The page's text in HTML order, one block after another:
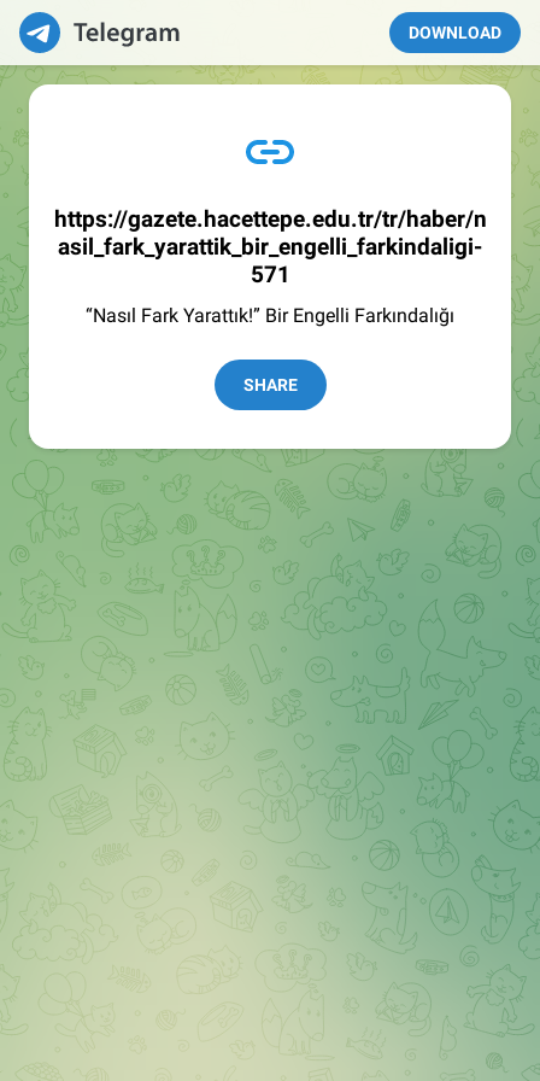
DOWNLOAD
https://gazete.hacettepe.edu.tr/tr/haber/n
asil_fark_yarattik_bir_engelli_farkindaligi-
571
“Nasıl Fark Yarattık!” Bir Engelli Farkındalığı
SHARE